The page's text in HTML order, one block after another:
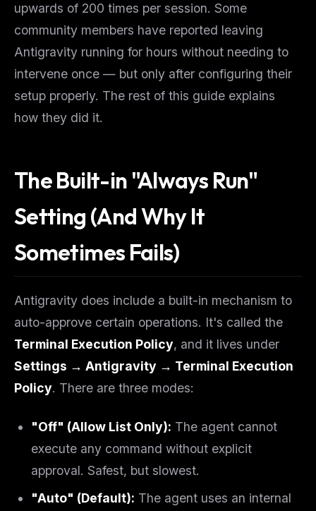
upwards of 200 times per session. Some
community members have reported leaving
Antigravity running for hours without needing to
intervene once — but only after configuring their
setup properly. The rest of this guide explains
how they did it.
The Built-in "Always Run"
Setting (And Why It
Sometimes Fails)
Antigravity does include a built-in mechanism to
auto-approve certain operations. It's called the
Terminal Execution Policy, and it lives under
Settings → Antigravity → Terminal Execution
Policy. There are three modes:
"Off" (Allow List Only): The agent cannot
execute any command without explicit
approval. Safest, but slowest.
"Auto" (Default): The agent uses an internal